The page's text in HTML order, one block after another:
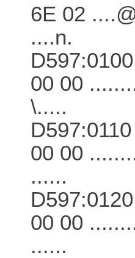
6E 02
....n.
00 00
\.....
00 00
......
00 00
......